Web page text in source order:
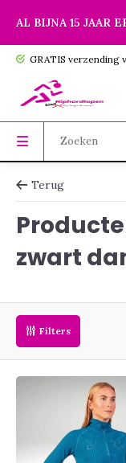
AL BIJNA 15 JAAR
GRATIS verzending
Terug
zwart
Filters